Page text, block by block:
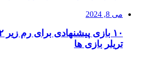
می 8, 2024
تریلر بازی ها